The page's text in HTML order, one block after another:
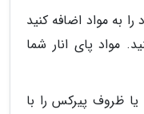
به مواد اضافه کنید
مواد پای انار شما
به قطر 24 سانت یا ظروف پیرکس را با